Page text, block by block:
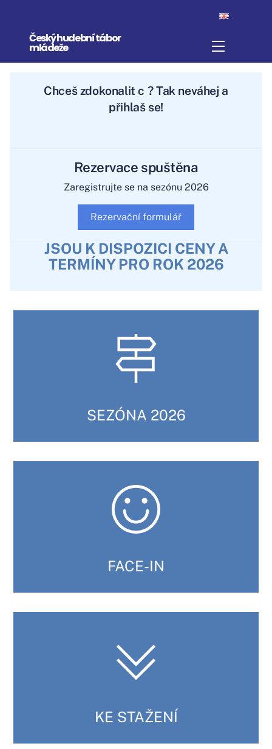
contentČeský hudební tábor
mládeže Menu
Chcešzdokonalit ciz ? Tak neváhej a
přihlaš se!
Rezervace spuštěna
Zaregistrujte se na sezónu 2026
Rezervační formulář
JSOU K DISPOZICI CENY A
TERMÍNY PRO ROK 2026
SEZÓNA 2026
FACE-IN
KE STAŽENÍ